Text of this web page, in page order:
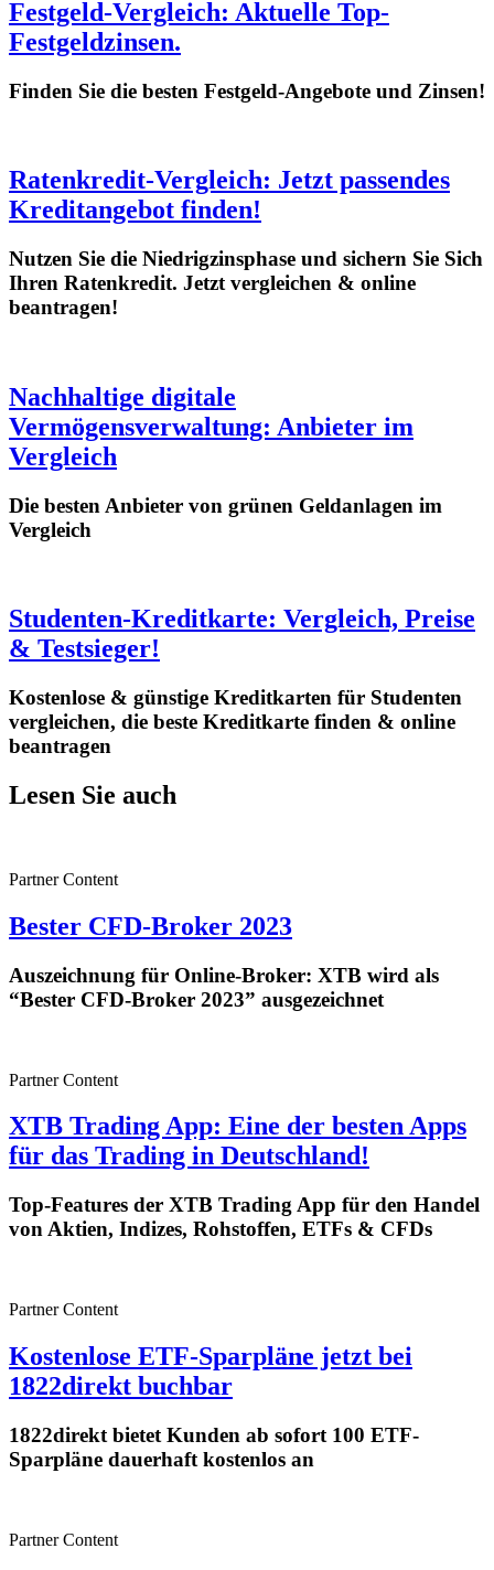
Festgeld-Vergleich: Aktuelle Top-
Festgeldzinsen.
Finden Sie die besten Festgeld-Angebote und Zinsen!
Ratenkredit-Vergleich: Jetzt passendes
Kreditangebot finden!
Nutzen Sie die Niedrigzinsphase und sichern Sie Sich
Ihren Ratenkredit. Jetzt vergleichen & online
beantragen!
Nachhaltige digitale
Vermögensverwaltung: Anbieter im
Vergleich
Die besten Anbieter von grünen Geldanlagen im
Vergleich
Studenten-Kreditkarte: Vergleich, Preise
& Testsieger!
Kostenlose & günstige Kreditkarten für Studenten
vergleichen, die beste Kreditkarte finden & online
beantragen
Lesen Sie auch
Partner Content
Bester CFD-Broker 2023
Auszeichnung für Online-Broker: XTB wird als
“Bester CFD-Broker 2023” ausgezeichnet
Partner Content
XTB Trading App: Eine der besten Apps
für das Trading in Deutschland!
Top-Features der XTB Trading App für den Handel
von Aktien, Indizes, Rohstoffen, ETFs & CFDs
Partner Content
Kostenlose ETF-Sparpläne jetzt bei
1822direkt buchbar
1822direkt bietet Kunden ab sofort 100 ETF-
Sparpläne dauerhaft kostenlos an
Partner Content